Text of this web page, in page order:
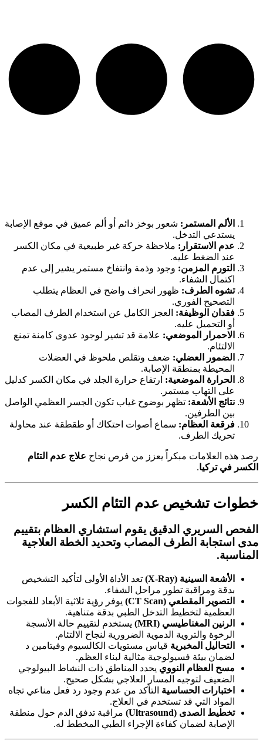
الألم المستمر: شعور بوخز دائم أو ألم عميق في موقع الإصابة
يستدعي التدخل.
عدم الاستقرار: ملاحظة حركة غير طبيعية في مكان الكسر
عند الضغط عليه.
التورم المزمن: وجود وذمة وانتفاخ مستمر يشير إلى عدم
اكتمال الشفاء.
تشوه الطرف: ظهور انحراف واضح في العظام يتطلب
التصحيح الفوري.
فقدان الوظيفة: العجز الكامل عن استخدام الطرف المصاب
أو التحميل عليه.
الاحمرار الموضعي: علامة قد تشير لوجود عدوى كامنة تمنع
الالتئام.
الضمور العضلي: ضعف وتقلص ملحوظ في العضلات
المحيطة بمنطقة الإصابة.
الحرارة الموضعية: ارتفاع حرارة الجلد في مكان الكسر كدليل
على التهاب مستمر.
نتائج الأشعة: تظهر بوضوح غياب تكون الجسر العظمي الواصل
بين الطرفين.
فرقعة العظام: سماع أصوات احتكاك أو طقطقة عند محاولة
تحريك الطرف.
رصد هذه العلامات مبكراً يعزز من فرص نجاح علاج عدم التئام
الكسر في تركيا.
خطوات تشخيص عدم التئام الكسر
الفحص السريري الدقيق يقوم استشاري العظام بتقييم
مدى استجابة الطرف المصاب وتحديد الخطة العلاجية
المناسبة.
الأشعة السينية (X-Ray)
تعد الأداة الأولى لتأكيد التشخيص
بدقة ومراقبة تطور مراحل الشفاء.
التصوير المقطعي (CT Scan)
يوفر رؤية ثلاثية الأبعاد للفجوات
العظمية لتخطيط التدخل الطبي بدقة متناهية.
الرنين المغناطيسي (MRI)
يستخدم لتقييم حالة الأنسجة
الرخوة والتروية الدموية الضرورية لنجاح الالتئام.
التحاليل المخبرية قياس مستويات الكالسيوم وفيتامين د
لضمان بيئة فسيولوجية مثالية لبناء العظم.
مسح العظام النووي يحدد المناطق ذات النشاط البيولوجي
الضعيف لتوجيه المسار العلاجي بشكل صحيح.
اختبارات الحساسية التأكد من عدم وجود رد فعل مناعي تجاه
المواد التي قد تستخدم في العلاج.
تخطيط الصدى (Ultrasound)
مراقبة تدفق الدم حول منطقة
الإصابة لضمان كفاءة الإجراء الطبي المخطط له.